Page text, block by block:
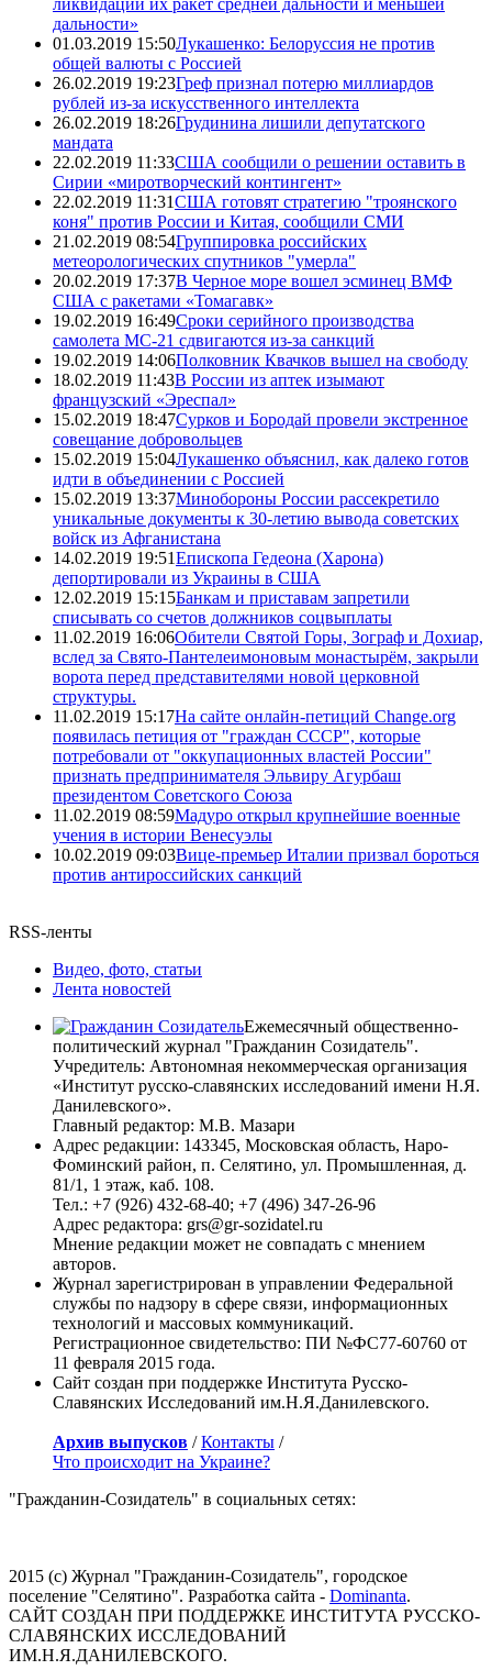
ликвидации их ракет средней дальности и меньшей
дальности»
01.03.2019 15:50Лукашенко: Белоруссия не против
общей валюты с Россией
26.02.2019 19:23Греф признал потерю миллиардов
рублей из-за искусственного интеллекта
26.02.2019 18:26Грудинина лишили депутатского
мандата
22.02.2019 11:33США сообщили о решении оставить в
Сирии «миротворческий контингент»
22.02.2019 11:31США готовят стратегию "троянского
коня" против России и Китая, сообщили СМИ
21.02.2019 08:54Группировка российских
метеорологических спутников "умерла"
20.02.2019 17:37В Черное море вошел эсминец ВМФ
США с ракетами «Томагавк»
19.02.2019 16:49Сроки серийного производства
самолета МС-21 сдвигаются из-за санкций
19.02.2019 14:06Полковник Квачков вышел на свободу
18.02.2019 11:43В России из аптек изымают
французский «Эреспал»
15.02.2019 18:47Сурков и Бородай провели экстренное
совещание добровольцев
15.02.2019 15:04Лукашенко объяснил, как далеко готов
идти в объединении с Россией
15.02.2019 13:37Минобороны России рассекретило
уникальные документы к 30-летию вывода советских
войск из Афганистана
14.02.2019 19:51Епископа Гедеона (Харона)
депортировали из Украины в США
12.02.2019 15:15Банкам и приставам запретили
списывать со счетов должников соцвыплаты
11.02.2019 16:06Обители Святой Горы, Зограф и Дохиар,
вслед за Свято-Пантелеимоновым монастырём, закрыли
ворота перед представителями новой церковной
структуры.
11.02.2019 15:17На сайте онлайн-петиций Change.org
появилась петиция от "граждан СССР", которые
потребовали от "оккупационных властей России"
признать предпринимателя Эльвиру Агурбаш
президентом Советского Союза
11.02.2019 08:59Мадуро открыл крупнейшие военные
учения в истории Венесуэлы
10.02.2019 09:03Вице-премьер Италии призвал бороться
против антироссийских санкций
RSS-ленты
Видео, фото, статьи
Лента новостей
Ежемесячный общественно-
политический журнал "Гражданин Созидатель".
Учредитель: Автономная некоммерческая организация
«Институт русско-славянских исследований имени Н.Я.
Данилевского».
Главный редактор: М.В. Мазари
Адрес редакции: 143345, Московская область, Наро-
Фоминский район, п. Селятино, ул. Промышленная, д.
81/1, 1 этаж, каб. 108.
Тел.: +7 (926) 432-68-40; +7 (496) 347-26-96
Адрес редактора: grs@gr-sozidatel.ru
Мнение редакции может не совпадать с мнением
авторов.
Журнал зарегистрирован в управлении Федеральной
службы по надзору в сфере связи, информационных
технологий и массовых коммуникаций.
Регистрационное свидетельство: ПИ №ФС77-60760 от
11 февраля 2015 года.
Сайт создан при поддержке Института Русско-
Славянских Исследований им.Н.Я.Данилевского.
Архив выпусков /Контакты /
Что происходит на Украине?
"Гражданин-Созидатель" в социальных сетях:
2015 (с) Журнал "Гражданин-Созидатель", городское
поселение "Селятино". Разработка сайта - Dominanta.
САЙТ СОЗДАН ПРИ ПОДДЕРЖКЕ ИНСТИТУТА РУССКО-
СЛАВЯНСКИХ ИССЛЕДОВАНИЙ
ИМ.Н.Я.ДАНИЛЕВСКОГО.